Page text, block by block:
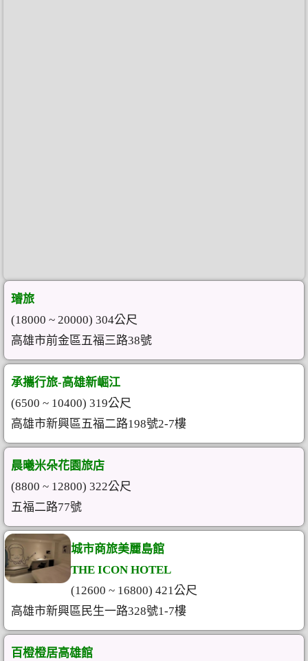
璿旅
(18000 ~ 20000) 304公尺
高雄市前金區五福三路38號
承攜行旅-高雄新崛江
(6500 ~ 10400) 319公尺
高雄市新興區五福二路198號2-7樓
晨曦米朵花園旅店
(8800 ~ 12800) 322公尺
五福二路77號
城市商旅美麗島館
THE ICON HOTEL
(12600 ~ 16800) 421公尺
高雄市新興區民生一路328號1-7樓
百橙橙居高雄館